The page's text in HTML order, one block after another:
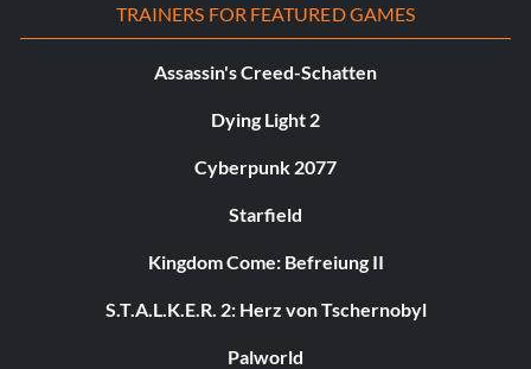
TRAINERS FOR FEATURED GAMES
Assassin's Creed-Schatten
Dying Light 2
Cyberpunk 2077
Starfield
Kingdom Come: Befreiung II
S.T.A.L.K.E.R. 2: Herz von Tschernobyl
Palworld